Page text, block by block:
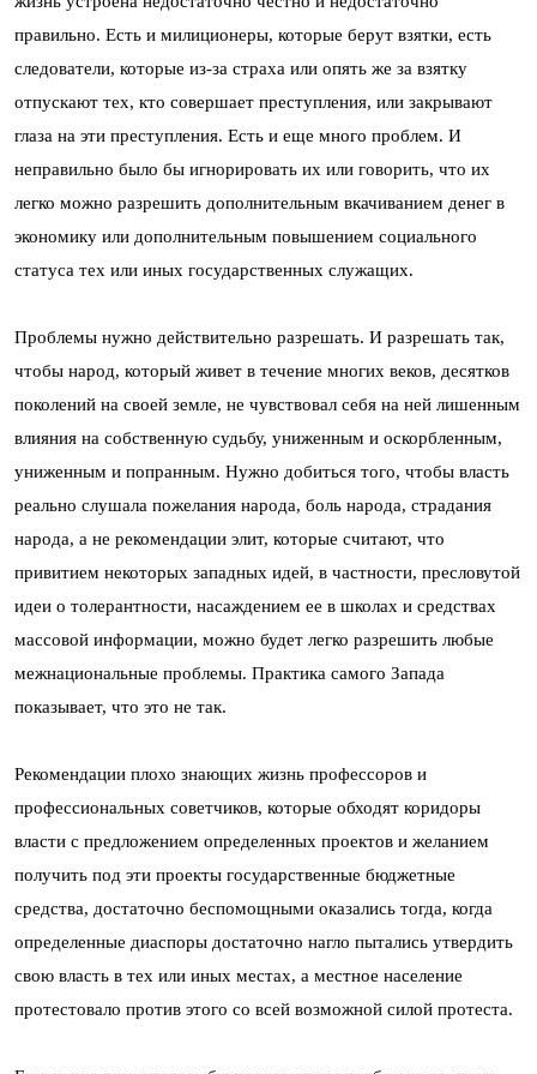
правильно. Есть и милиционеры, которые берут взятки, есть
следователи, которые из-за страха или опять же за взятку
отпускают тех, кто совершает преступления, или закрывают
глаза на эти преступления. Есть и еще много проблем. И
неправильно было бы игнорировать их или говорить, что их
легко можно разрешить дополнительным вкачиванием денег в
экономику или дополнительным повышением социального
статуса тех или иных государственных служащих.
Проблемы нужно действительно разрешать. И разрешать так,
чтобы народ, который живет в течение многих веков, десятков
поколений на своей земле, не чувствовал себя на ней лишенным
влияния на собственную судьбу, униженным и оскорбленным,
униженным и попранным. Нужно добиться того, чтобы власть
реально слушала пожелания народа, боль народа, страдания
народа, а не рекомендации элит, которые считают, что
привитием некоторых западных идей, в частности, пресловутой
идеи о толерантности, насаждением ее в школах и средствах
массовой информации, можно будет легко разрешить любые
межнациональные проблемы. Практика самого Запада
показывает, что это не так.
Рекомендации плохо знающих жизнь профессоров и
профессиональных советчиков, которые обходят коридоры
власти с предложением определенных проектов и желанием
получить под эти проекты государственные бюджетные
средства, достаточно беспомощными оказались тогда, когда
определенные диаспоры достаточно нагло пытались утвердить
свою власть в тех или иных местах, а местное население
протестовало против этого со всей возможной силой протеста.